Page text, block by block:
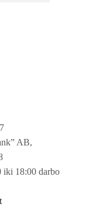
AB,
iki 18:00 darbo